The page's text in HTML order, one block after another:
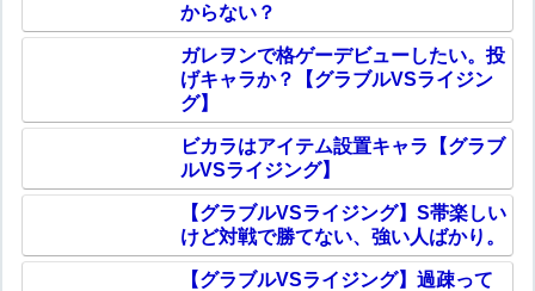
からない？
ガレヲンで格ゲーデビューしたい。投
げキャラか？【グラブルVSライジン
グ】
ビカラはアイテム設置キャラ【グラブ
ルVSライジング】
【グラブルVSライジング】S帯楽しい
けど対戦で勝てない、強い人ばかり。
【グラブルVSライジング】過疎って